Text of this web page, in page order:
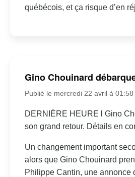
québécois, et ça risque d’en
Gino Chouinard
Publié le mercredi 22 avril à 01:58
DERNIÈRE HEURE l Gino
son grand retour. Détails en
Un changement important
alors que Gino Chouinard
Philippe Cantin, une annonce